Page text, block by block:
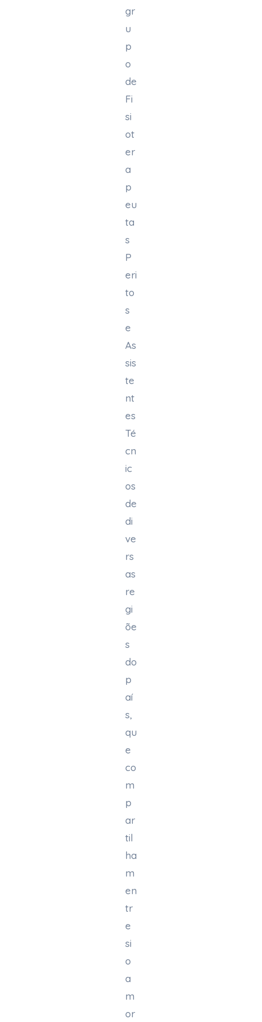
gr
u
p
o
de
Fi
si
ot
er
a
p
eu
ta
s
P
eri
to
s
e
As
sis
te
nt
es
Té
cn
ic
os
de
di
ve
rs
as
re
gi
õe
s
do
p
aí
s,
qu
e
co
m
p
ar
til
ha
m
en
tr
e
si
o
a
m
or